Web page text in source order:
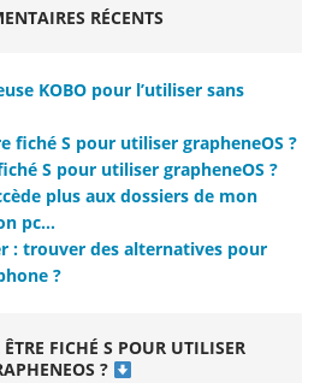
RÉCENTS
KOBO pour l’utiliser sans
fiché S pour utiliser grapheneOS ?
S pour utiliser grapheneOS ?
plus aux dossiers de mon
pc…
: trouver des alternatives pour
?
FICHÉ S POUR UTILISER
?